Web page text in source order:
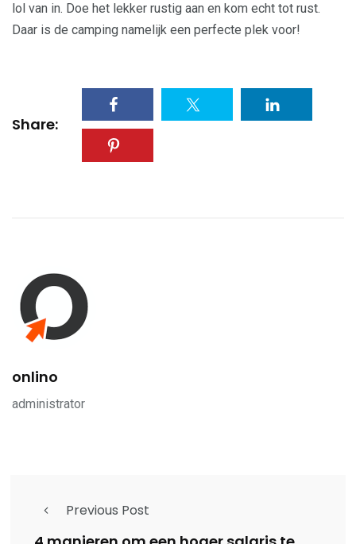
lol van in. Doe het lekker rustig aan en kom echt tot rust.
Daar is de camping namelijk een perfecte plek voor!
Share:
onlino
administrator
Previous Post